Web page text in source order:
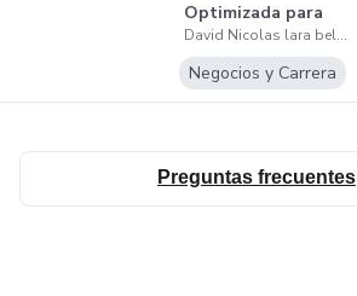
Optimizada para
Credito.
David Nicolas lara beltran
Negocios y Carrera
Preguntas frecuentes